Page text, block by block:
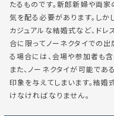
たるものです。新郎新婦や両
気を配る必要があります。しか
カジュアルな結婚式など、ド
合に限ってノーネクタイでの
る場合には、会場や参加者も
また、ノーネクタイが可能で
印象を与えてしまいます。結
けなければなりません。